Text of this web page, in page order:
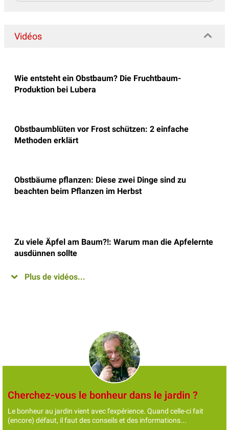
Vidéos
Wie entsteht ein Obstbaum? Die Fruchtbaum-
Produktion bei Lubera
Obstbaumblüten vor Frost schützen: 2 einfache
Methoden erklärt
Obstbäume pflanzen: Diese zwei Dinge sind zu
beachten beim Pflanzen im Herbst
Zu viele Äpfel am Baum?!: Warum man die Apfelernte
ausdünnen sollte
Plus de vidéos...
Cherchez-vous le bonheur dans le jardin ?
Le bonheur au jardin vient avec l'expérience. Quand celle-ci fait
(encore) défaut, il faut des conseils et des informations...